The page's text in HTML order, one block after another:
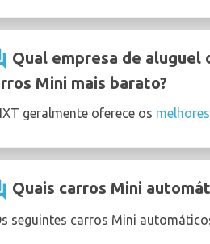
Qual empresa de
Mini mais barato?
geralmente oferece os
Quais carros Mini
seguintes carros Mini